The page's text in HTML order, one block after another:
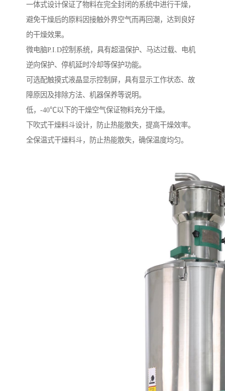
一体式设计保证了物料在完全封闭的系统中进行干燥，
避免干燥后的原料因接触外界空气而再回潮，达到良好
的干燥效果。
微电脑P.I.D控制系统，具有超温保护、马达过载、电机
逆向保护、停机延时冷却等保护功能。
可选配触摸式液晶显示控制屏，具有显示工作状态、故
障原因及排除方法、机器保养等说明。
低，-40℃以下的干燥空气保证物料充分干燥。
下吹式干燥料斗设计，防止热能散失，提高干燥效率。
全保温式干燥料斗，防止热能散失，确保温度均匀。